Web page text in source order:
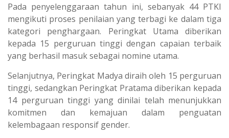
Pada penyelenggaraan tahun ini, sebanyak 44 PTKI
mengikuti proses penilaian yang terbagi ke dalam tiga
kategori penghargaan. Peringkat Utama diberikan
kepada 15 perguruan tinggi dengan capaian terbaik
yang berhasil masuk sebagai nomine utama.
Selanjutnya, Peringkat Madya diraih oleh 15 perguruan
tinggi, sedangkan Peringkat Pratama diberikan kepada
14 perguruan tinggi yang dinilai telah menunjukkan
komitmen dan kemajuan dalam penguatan
kelembagaan responsif gender.